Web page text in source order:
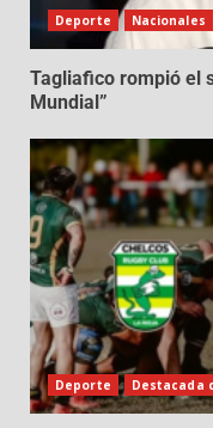
Deporte Nacionales
Tagliafico rompió el
Mundial”
Deporte Destacada